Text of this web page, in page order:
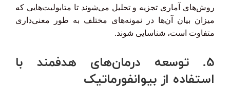
روش‌های آماری تجزیه و تحلیل می‌شوند تا متابولیت‌هایی که
میزان بیان آن‌ها در نمونه‌های مختلف به طور معنی‌داری
متفاوت است، شناسایی شوند.
5. توسعه درمان‌های هدفمند با
استفاده از بیوانفورماتیک